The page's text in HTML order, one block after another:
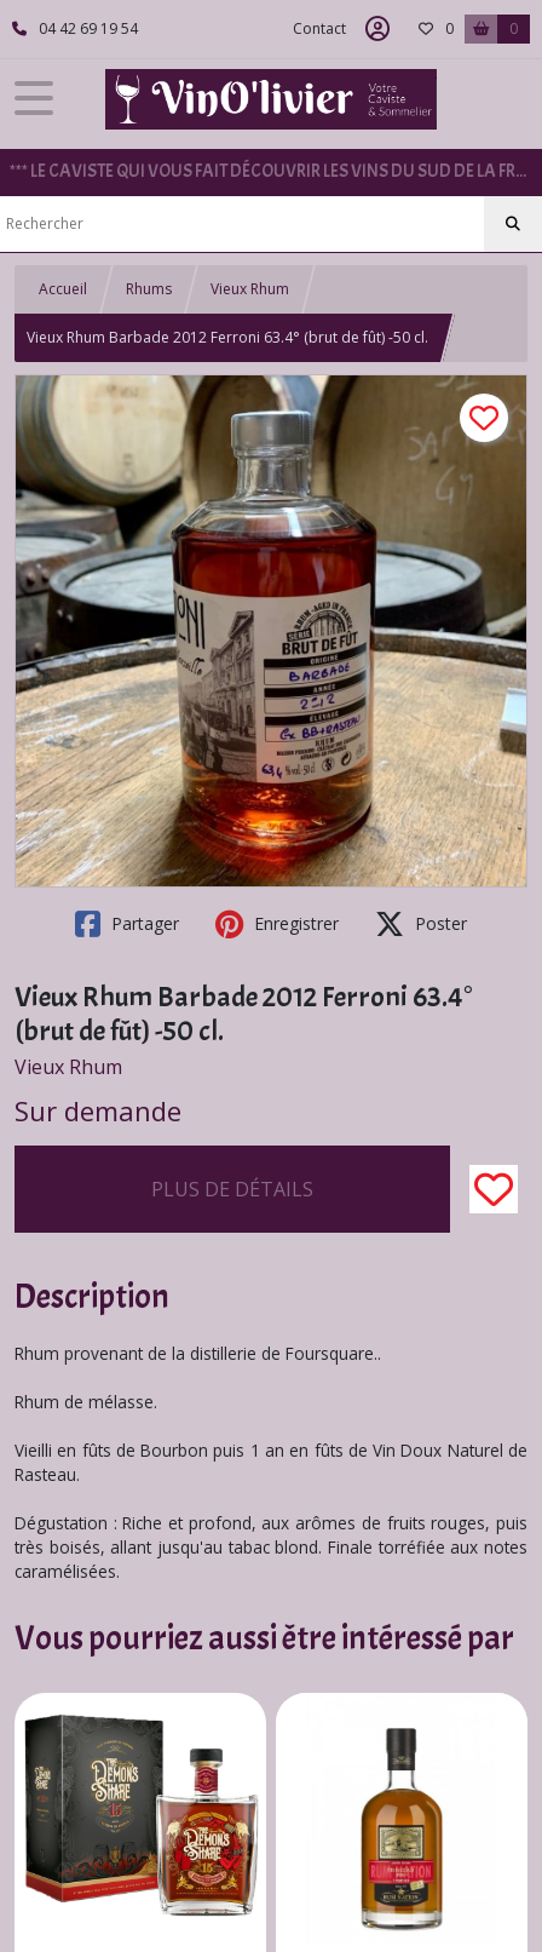
04 42 69 19 54 Contact 0 0
*** LE CAVISTE QUI VOUS FAIT DÉCOUVRIR LES VINS DU SUD DE LA FRANCE ***
Accueil Rhums Vieux Rhum
Vieux Rhum Barbade 2012 Ferroni 63.4° (brut de fût) -50 cl.
Partager Enregistrer Poster
Vieux Rhum Barbade 2012 Ferroni 63.4°
(brut de fût) -50 cl.
Vieux Rhum
Sur demande
PLUS DE DÉTAILS
Description
Rhum provenant de la distillerie de Foursquare..
Rhum de mélasse.
Vieilli en fûts de Bourbon puis 1 an en fûts de Vin Doux Naturel de
Rasteau.
Dégustation : Riche et profond, aux arômes de fruits rouges, puis
très boisés, allant jusqu'au tabac blond. Finale torréfiée aux notes
caramélisées.
Vous pourriez aussi être intéressé par